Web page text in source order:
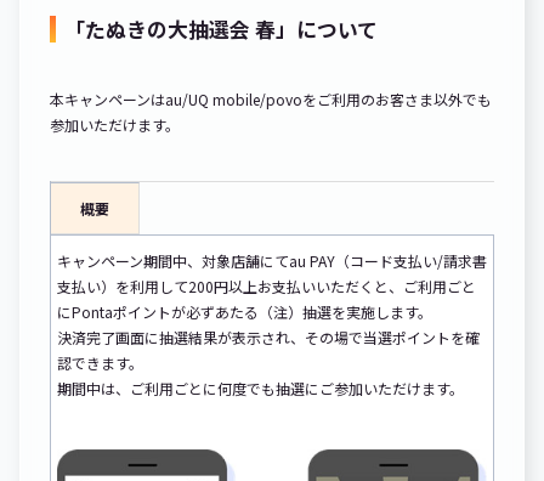
「たぬきの大抽選会 春」について
本キャンペーンはau/UQ mobile/povoをご利用のお客さま以外でも
参加いただけます。
概要
キャンペーン期間中、対象店舗にてau PAY（コード支払い/請求書
支払い）を利用して200円以上お支払いいただくと、ご利用ごと
にPontaポイントが必ずあたる（注）抽選を実施します。
決済完了画面に抽選結果が表示され、その場で当選ポイントを確
認できます。
期間中は、ご利用ごとに何度でも抽選にご参加いただけます。